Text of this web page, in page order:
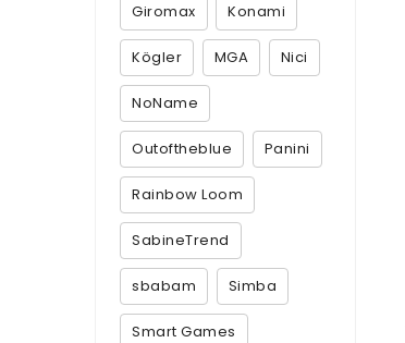
Giromax Konami
Kögler MGA Nici
NoName
Outoftheblue Panini
Rainbow Loom
SabineTrend
sbabam Simba
Smart Games